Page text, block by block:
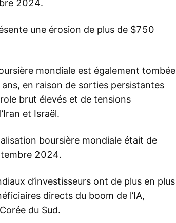
2024.
une érosion de plus de $750
mondiale est également tombée
en raison de sorties persistantes
brut élevés et de tensions
et Israël.
boursière mondiale était de
2024.
d’investisseurs ont de plus en plus
directs du boom de l’IA,
du Sud.